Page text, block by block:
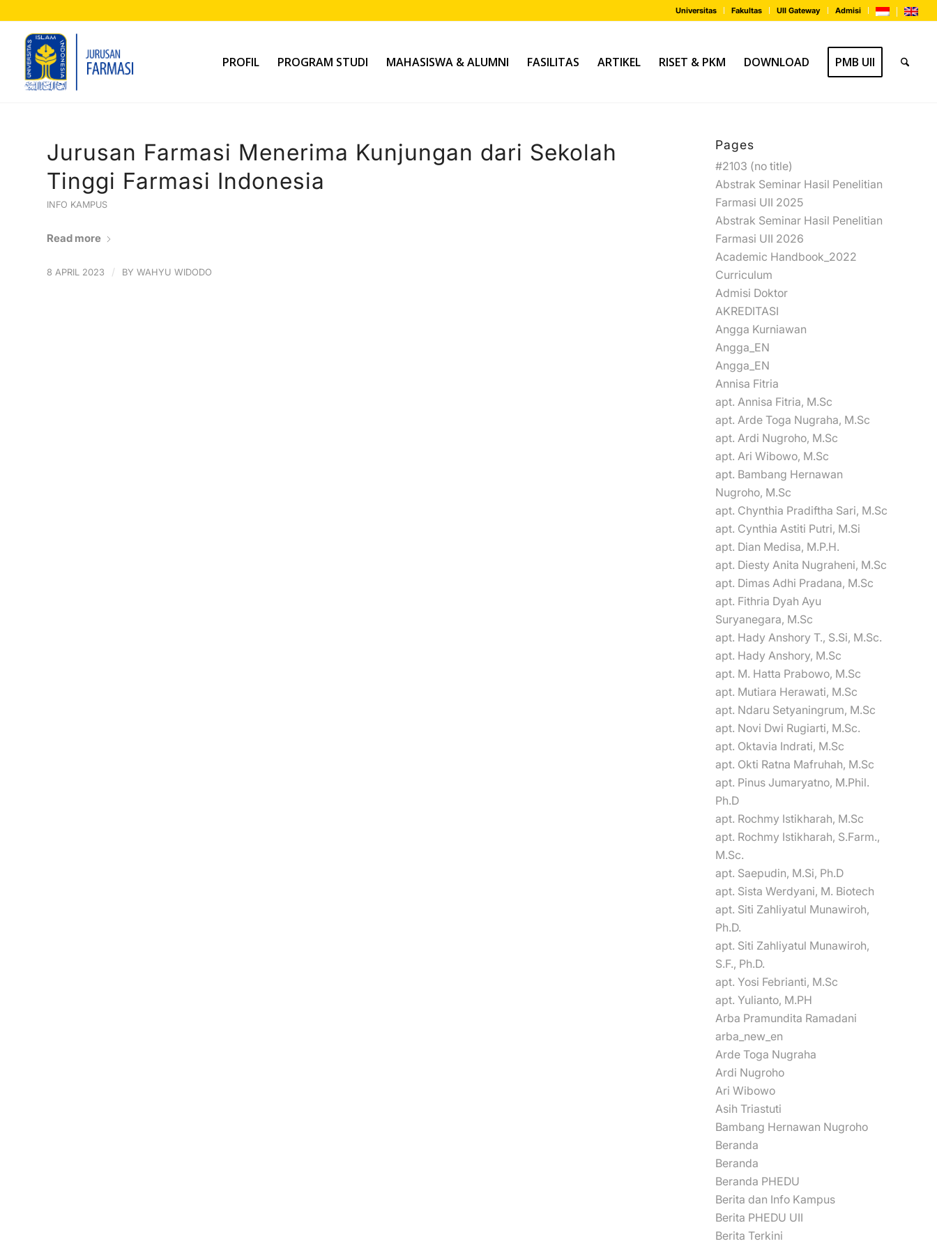
Universitas Fakultas UII Gateway Admisi
PROFIL PROGRAM STUDI MAHASISWA & ALUMNI FASILITAS ARTIKEL RISET & PKM DOWNLOAD PMB UII
Jurusan Farmasi Menerima Kunjungan dari Sekolah
Tinggi Farmasi Indonesia
INFO KAMPUS
Read more
8 APRIL 2023 / BY WAHYU WIDODO
Pages
#2103 (no title)
Abstrak Seminar Hasil Penelitian
Farmasi UII 2025
Abstrak Seminar Hasil Penelitian
Farmasi UII 2026
Academic Handbook_2022
Curriculum
Admisi Doktor
AKREDITASI
Angga Kurniawan
Angga_EN
Angga_EN
Annisa Fitria
apt. Annisa Fitria, M.Sc
apt. Arde Toga Nugraha, M.Sc
apt. Ardi Nugroho, M.Sc
apt. Ari Wibowo, M.Sc
apt. Bambang Hernawan
Nugroho, M.Sc
apt. Chynthia Pradiftha Sari, M.Sc
apt. Cynthia Astiti Putri, M.Si
apt. Dian Medisa, M.P.H.
apt. Diesty Anita Nugraheni, M.Sc
apt. Dimas Adhi Pradana, M.Sc
apt. Fithria Dyah Ayu
Suryanegara, M.Sc
apt. Hady Anshory T., S.Si, M.Sc.
apt. Hady Anshory, M.Sc
apt. M. Hatta Prabowo, M.Sc
apt. Mutiara Herawati, M.Sc
apt. Ndaru Setyaningrum, M.Sc
apt. Novi Dwi Rugiarti, M.Sc.
apt. Oktavia Indrati, M.Sc
apt. Okti Ratna Mafruhah, M.Sc
apt. Pinus Jumaryatno, M.Phil.
Ph.D
apt. Rochmy Istikharah, M.Sc
apt. Rochmy Istikharah, S.Farm.,
M.Sc.
apt. Saepudin, M.Si, Ph.D
apt. Sista Werdyani, M. Biotech
apt. Siti Zahliyatul Munawiroh,
Ph.D.
apt. Siti Zahliyatul Munawiroh,
S.F., Ph.D.
apt. Yosi Febrianti, M.Sc
apt. Yulianto, M.PH
Arba Pramundita Ramadani
arba_new_en
Arde Toga Nugraha
Ardi Nugroho
Ari Wibowo
Asih Triastuti
Bambang Hernawan Nugroho
Beranda
Beranda
Beranda PHEDU
Berita dan Info Kampus
Berita PHEDU UII
Berita Terkini